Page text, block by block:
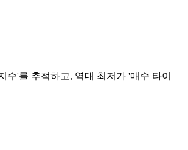
수'를 추적하고, 역대 최저가 '매수 타이